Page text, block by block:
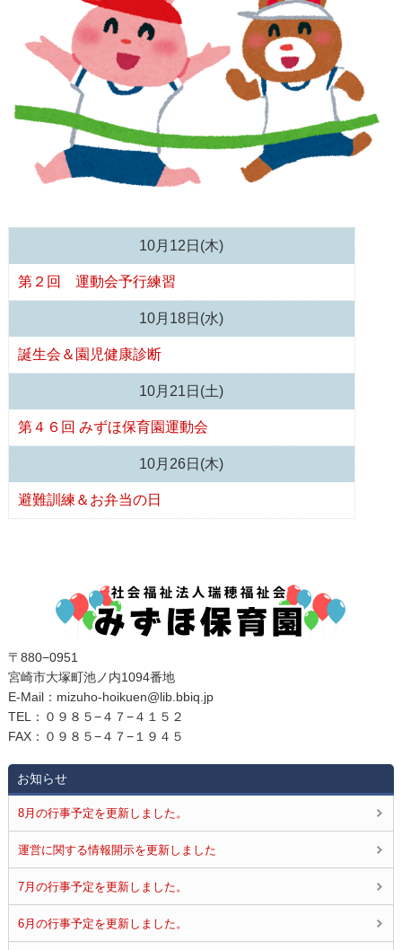
10月12日(木)
第２回 運動会予行練習
10月18日(水)
誕生会＆園児健康診断
10月21日(土)
第４６回 みずほ保育園運動会
10月26日(木)
避難訓練＆お弁当の日
〒880−0951
宮崎市大塚町池ノ内1094番地
E‐Mail：mizuho-hoikuen@lib.bbiq.jp
TEL：０９８５−４７−４１５２
FAX：０９８５−４７−１９４５
お知らせ
8月の行事予定を更新しました。
運営に関する情報開示を更新しました
7月の行事予定を更新しました。
6月の行事予定を更新しました。